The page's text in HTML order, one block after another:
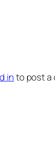
into post a